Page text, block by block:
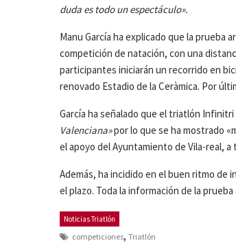
duda es todo un espectáculo».
Manu García ha explicado que la prueba
competición de natación, con una
participantes iniciarán un recorrido en
renovado Estadio de la Ceràmica. Por
García ha señalado que el triatlón
Valenciana»por lo que se ha mostrado
el apoyo del Ayuntamiento de Vila-real,
Además, ha incidido en el buen ritmo de
el plazo. Toda la información de la
Noticias Triatlón
competiciones, Triatlón